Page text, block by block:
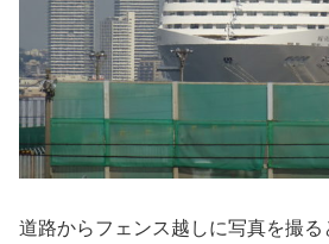
道路からフェンス越しに写真を撮る